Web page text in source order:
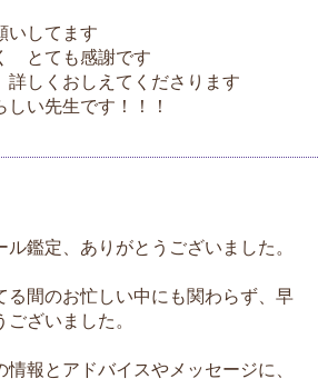
いしてます
とても感謝です
しくおしえてくださります
先生です！！！
鑑定、ありがとうございました。
る間のお忙しい中にも関わらず、早
ざいました。
報とアドバイスやメッセージに、